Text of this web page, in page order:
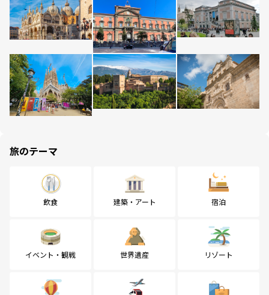
旅のテーマ
飲食 建築・アート 宿泊
イベント・観戦 世界遺産 リゾート